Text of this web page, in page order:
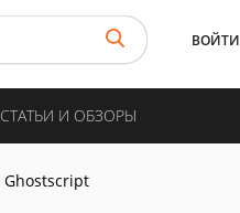
ВОЙТИ
СТАТЬИ И ОБЗОРЫ
Ghostscript